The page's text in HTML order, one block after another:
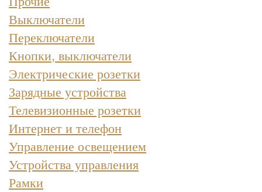
Выключатели
Переключатели
Кнопки, выключатели
Электрические розетки
Зарядные устройства
Телевизионные розетки
Интернет и телефон
Управление освещением
Устройства управления
Рамки